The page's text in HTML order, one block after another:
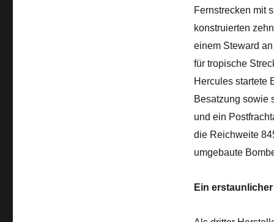
Fernstrecken mit
konstruierten
einem Steward
für tropische
Hercules startete
Besatzung sowie
und ein
die Reichweite
umgebaute
Ein